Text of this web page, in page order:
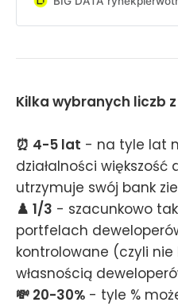
Kilka wybranych liczb
⏰ 4-5 lat - na tyle lat
działalności
utrzymuje swój bank
♟️ 1/3 - szacunkowo
portfelach
kontrolowane (czyli
własnością
💸 20-30% - tyle %